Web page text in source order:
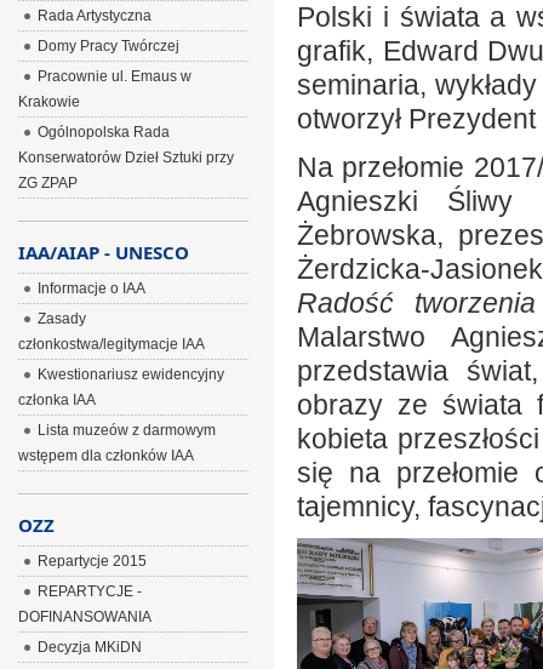
Polski i świata a
grafik, Edward
seminaria,
otworzył
Na przełomie
Agnieszki Śliwy
Żebrowska,
Żerdzicka-
Radość tworzenia
Malarstwo
przedstawia
obrazy ze świata
kobieta
się na przełomie
tajemnicy,
Rada Artystyczna
Domy Pracy Twórczej
Pracownie ul. Emaus w
Krakowie
Ogólnopolska Rada
Konserwatorów Dzieł Sztuki przy
ZG ZPAP
IAA/AIAP - UNESCO
Informacje o IAA
Zasady
członkostwa/legitymacje IAA
Kwestionariusz ewidencyjny
członka IAA
Lista muzeów z darmowym
wstępem dla członków IAA
OZZ
Repartycje 2015
REPARTYCJE -
DOFINANSOWANIA
Decyzja MKiDN